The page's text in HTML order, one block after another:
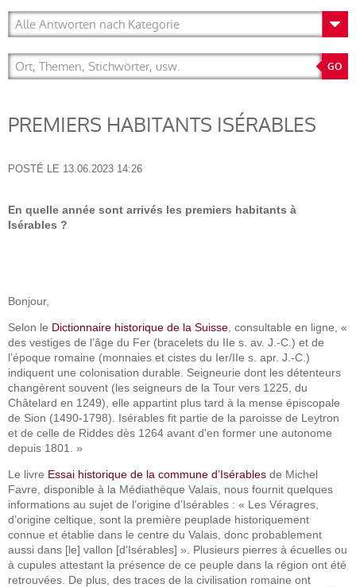
PREMIERS HABITANTS ISÉRABLES
POSTÉ LE 13.06.2023 14:26
En quelle année sont arrivés les premiers habitants à
Isérables ?
Bonjour,
Selon le Dictionnaire historique de la Suisse , consultable en ligne, «
des vestiges de l’âge du Fer (bracelets du IIe s. av. J.-C.) et de
l’époque romaine (monnaies et cistes du Ier/IIe s. apr. J.-C.)
indiquent une colonisation durable. Seigneurie dont les détenteurs
changèrent souvent (les seigneurs de la Tour vers 1225, du
Châtelard en 1249), elle appartint plus tard à la mense épiscopale
de Sion (1490-1798). Isérables fit partie de la paroisse de Leytron
et de celle de Riddes dès 1264 avant d'en former une autonome
depuis 1801. »
Le livre Essai historique de la commune d’Isérables de Michel
Favre, disponible à la Médiathèque Valais, nous fournit quelques
informations au sujet de l’origine d’Isérables : « Les Véragres,
d’origine celtique, sont la première peuplade historiquement
connue et établie dans le centre du Valais, donc probablement
aussi dans [le] vallon [d’Isérables] ». Plusieurs pierres à écuelles ou
à cupules attestant la présence de ce peuple dans la région ont été
retrouvées. De plus, des traces de la civilisation romaine ont